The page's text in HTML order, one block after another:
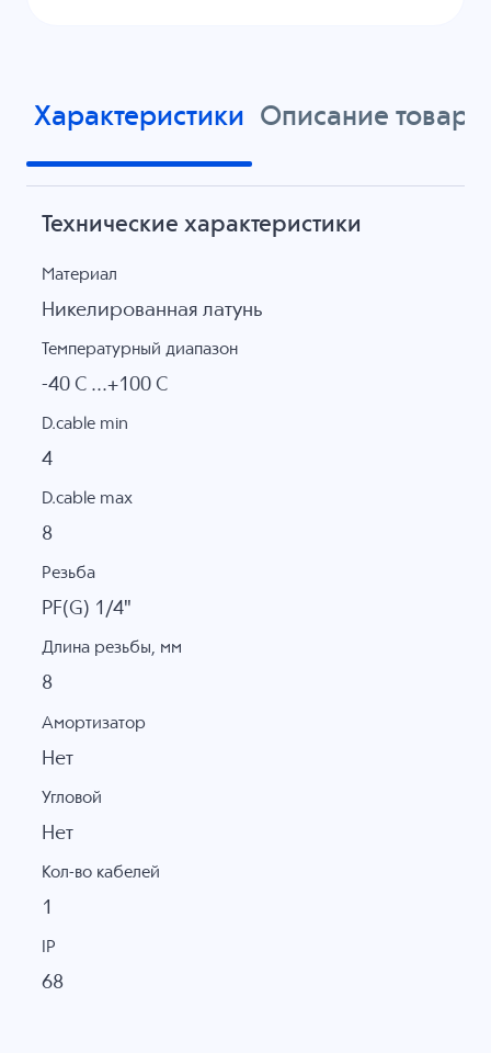
Характеристики Описание товара
Технические характеристики
Материал
Никелированная латунь
Температурный диапазон
-40 C ...+100 C
D.cable min
4
D.cable max
8
Резьба
PF(G) 1/4"
Длина резьбы, мм
8
Амортизатор
Нет
Угловой
Нет
Кол-во кабелей
1
IP
68